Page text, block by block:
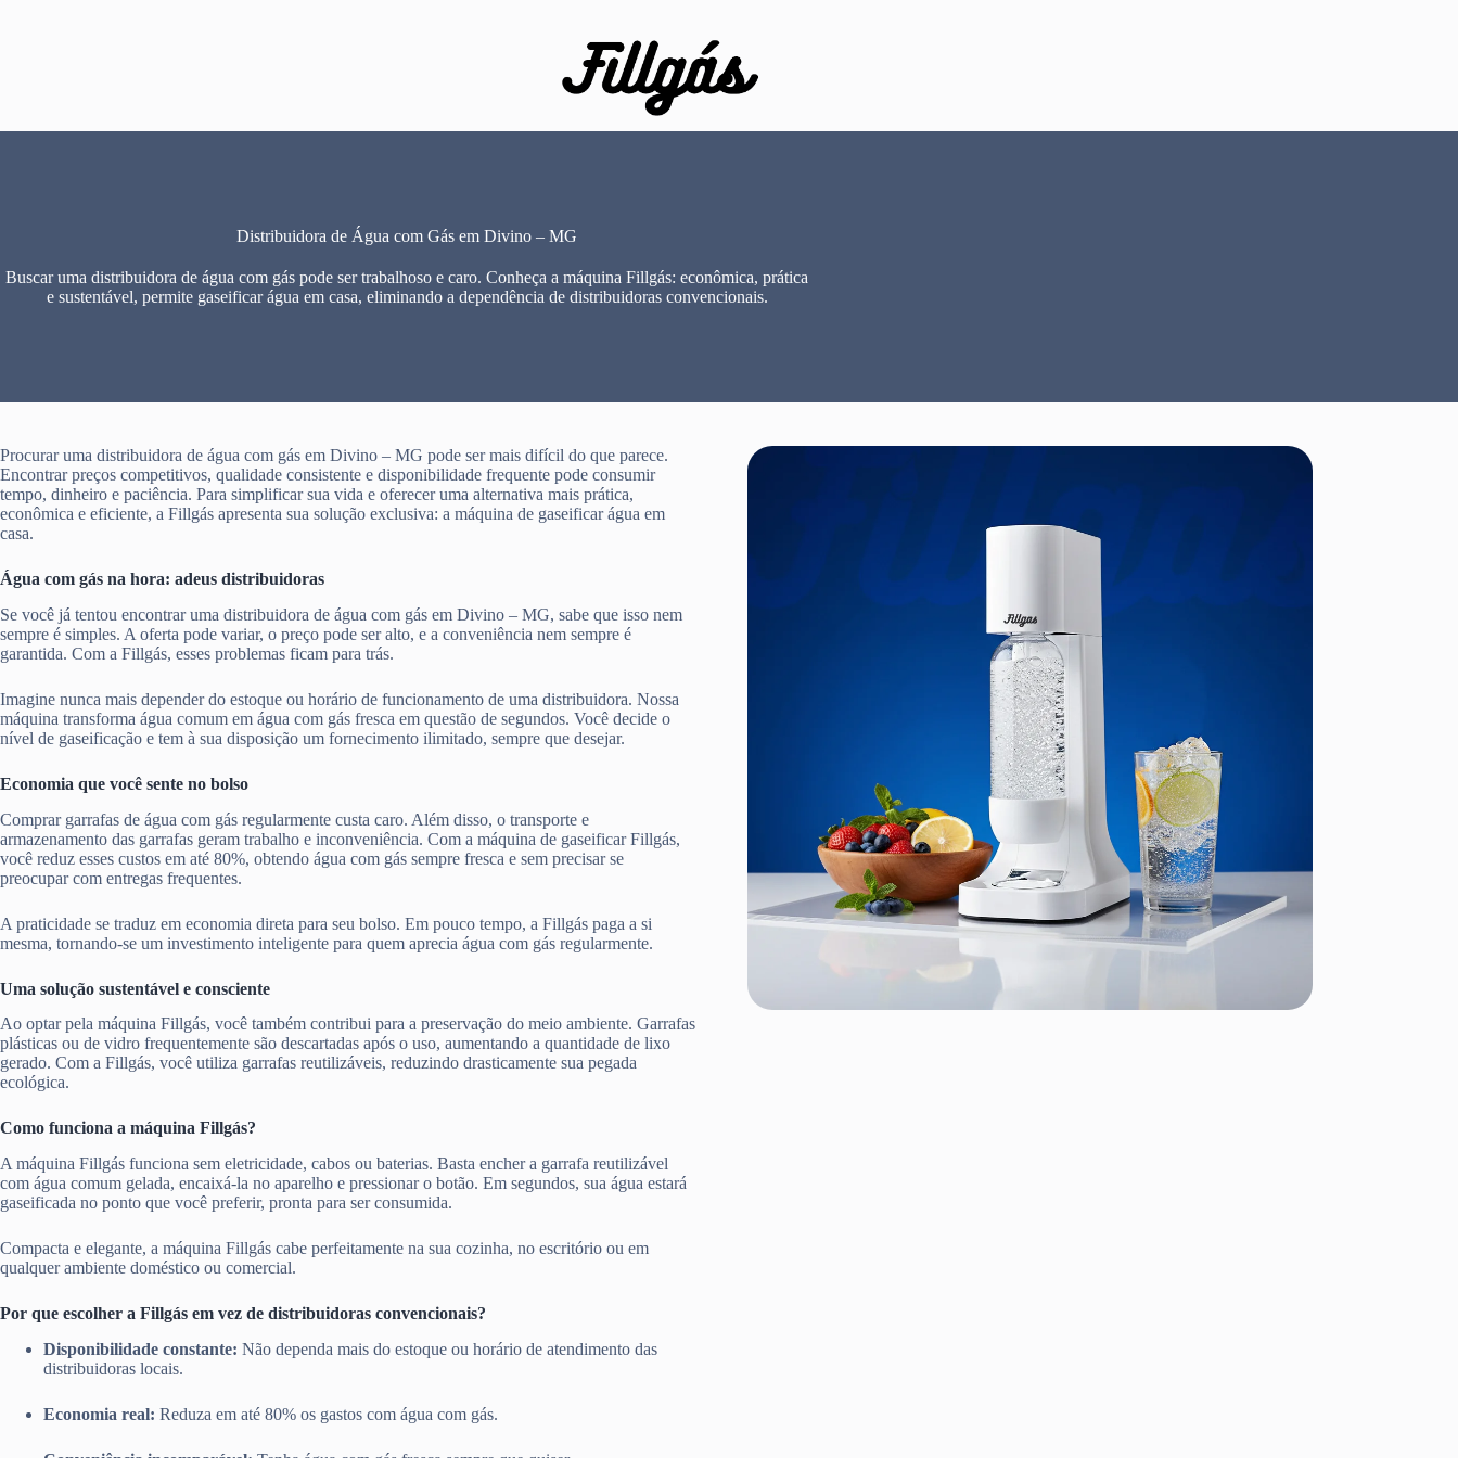
Distribuidora de Água com Gás em Divino – MG
Buscar uma distribuidora de água com gás pode ser trabalhoso e caro. Conheça a máquina Fillgás: econômica, prática
e sustentável, permite gaseificar água em casa, eliminando a dependência de distribuidoras convencionais.
Procurar uma distribuidora de água com gás em Divino – MG pode ser mais difícil do que parece.
Encontrar preços competitivos, qualidade consistente e disponibilidade frequente pode consumir
tempo, dinheiro e paciência. Para simplificar sua vida e oferecer uma alternativa mais prática,
econômica e eficiente, a Fillgás apresenta sua solução exclusiva: a máquina de gaseificar água em
casa.
Água com gás na hora: adeus distribuidoras
Se você já tentou encontrar uma distribuidora de água com gás em Divino – MG, sabe que isso nem
sempre é simples. A oferta pode variar, o preço pode ser alto, e a conveniência nem sempre é
garantida. Com a Fillgás, esses problemas ficam para trás.
Imagine nunca mais depender do estoque ou horário de funcionamento de uma distribuidora. Nossa
máquina transforma água comum em água com gás fresca em questão de segundos. Você decide o
nível de gaseificação e tem à sua disposição um fornecimento ilimitado, sempre que desejar.
Economia que você sente no bolso
Comprar garrafas de água com gás regularmente custa caro. Além disso, o transporte e
armazenamento das garrafas geram trabalho e inconveniência. Com a máquina de gaseificar Fillgás,
você reduz esses custos em até 80%, obtendo água com gás sempre fresca e sem precisar se
preocupar com entregas frequentes.
A praticidade se traduz em economia direta para seu bolso. Em pouco tempo, a Fillgás paga a si
mesma, tornando-se um investimento inteligente para quem aprecia água com gás regularmente.
Uma solução sustentável e consciente
Ao optar pela máquina Fillgás, você também contribui para a preservação do meio ambiente. Garrafas
plásticas ou de vidro frequentemente são descartadas após o uso, aumentando a quantidade de lixo
gerado. Com a Fillgás, você utiliza garrafas reutilizáveis, reduzindo drasticamente sua pegada
ecológica.
Como funciona a máquina Fillgás?
A máquina Fillgás funciona sem eletricidade, cabos ou baterias. Basta encher a garrafa reutilizável
com água comum gelada, encaixá-la no aparelho e pressionar o botão. Em segundos, sua água estará
gaseificada no ponto que você preferir, pronta para ser consumida.
Compacta e elegante, a máquina Fillgás cabe perfeitamente na sua cozinha, no escritório ou em
qualquer ambiente doméstico ou comercial.
Por que escolher a Fillgás em vez de distribuidoras convencionais?
Disponibilidade constante: Não dependa mais do estoque ou horário de atendimento das
distribuidoras locais.
Economia real: Reduza em até 80% os gastos com água com gás.